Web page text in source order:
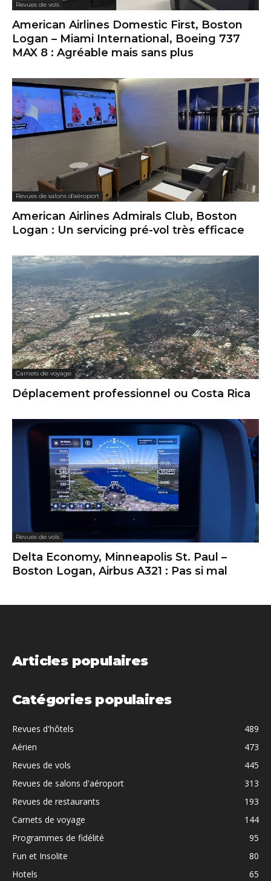
Revues de vols
American Airlines Domestic First, Boston
Logan – Miami International, Boeing 737
MAX 8 : Agréable mais sans plus
Revues de salons d'aéroport
American Airlines Admirals Club, Boston
Logan : Un servicing pré-vol très efficace
Carnets de voyage
Déplacement professionnel ou Costa Rica
Revues de vols
Delta Economy, Minneapolis St. Paul –
Boston Logan, Airbus A321 : Pas si mal
Articles populaires
Catégories populaires
Revues d'hôtels
489
Aérien
473
Revues de vols
445
Revues de salons d'aéroport
313
Revues de restaurants
193
Carnets de voyage
144
Programmes de fidélité
95
Fun et Insolite
80
Hotels
65